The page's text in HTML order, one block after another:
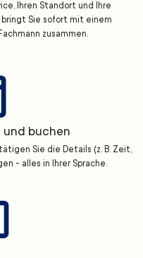
Ihren Standort und Ihre
Sie sofort mit einem
zusammen.
und buchen
Sie die Details (z. B. Zeit,
- alles in Ihrer Sprache.